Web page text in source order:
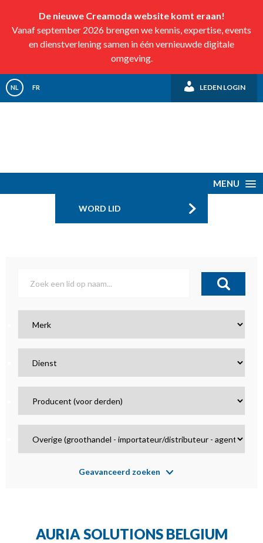
De nieuwe Creamoda website komt eraan!
Vanaf september 2026 brengen we kennis, expertise, events
en dienstverlening samen in één vernieuwde digitale
omgeving.
NL FR LEDEN LOGIN
MENU
WORD LID
Geavanceerd zoeken
AURIA SOLUTIONS BELGIUM